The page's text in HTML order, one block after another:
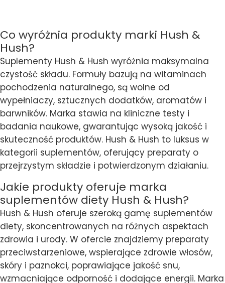
Co wyróżnia produkty marki Hush &
Hush?
Suplementy Hush & Hush wyróżnia maksymalna
czystość składu. Formuły bazują na witaminach
pochodzenia naturalnego, są wolne od
wypełniaczy, sztucznych dodatków, aromatów i
barwników. Marka stawia na kliniczne testy i
badania naukowe, gwarantując wysoką jakość i
skuteczność produktów. Hush & Hush to luksus w
kategorii suplementów, oferujący preparaty o
przejrzystym składzie i potwierdzonym działaniu.
Jakie produkty oferuje marka
suplementów diety Hush & Hush?
Hush & Hush oferuje szeroką gamę suplementów
diety, skoncentrowanych na różnych aspektach
zdrowia i urody. W ofercie znajdziemy preparaty
przeciwstarzeniowe, wspierające zdrowie włosów,
skóry i paznokci, poprawiające jakość snu,
wzmacniające odporność i dodające energii. Marka